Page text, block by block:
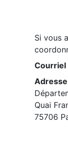
Si vous
Courriel
Quai
75706